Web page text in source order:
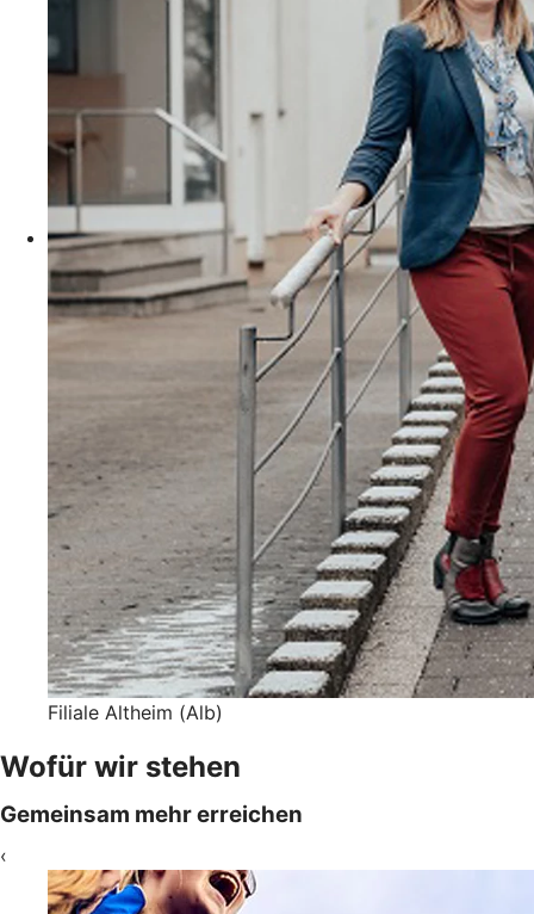
Filiale Altheim (Alb)
Wofür wir stehen
Gemeinsam mehr erreichen
‹